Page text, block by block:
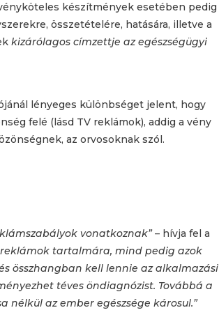
készítmények esetében pedig
összetételére, hatására, illetve a
kizárólagos címzettje az egészségügyi
lényeges különbséget jelent, hogy
felé (lásd TV reklámok), addig a vény
az orvosoknak szól.
vonatkoznak”– hívja fel a
tartalmára, mind pedig azok
összhangban kell lennie az alkalmazási
téves öndiagnózist. Továbbá a
az ember egészsége károsul.”